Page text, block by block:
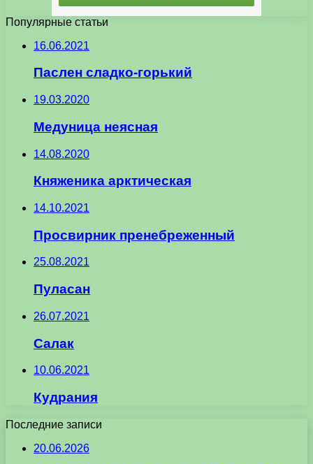
Популярные статьи
16.06.2021
Паслен сладко-горький
19.03.2020
Медуница неясная
14.08.2020
Княженика арктическая
14.10.2021
Просвирник пренебреженный
25.08.2021
Пуласан
26.07.2021
Салак
10.06.2021
Кудрания
Последние записи
20.06.2026